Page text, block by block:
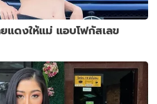
แดงให้แม่ แอบโฟกัสเลข